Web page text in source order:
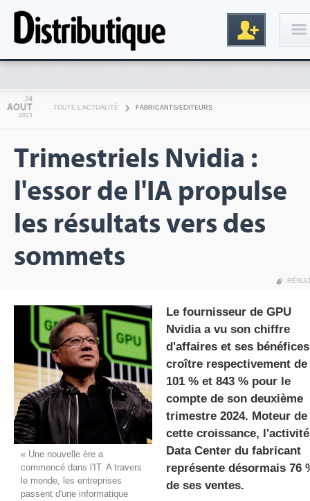
Inscription
gratuite
24
AOUT
2023
TOUTE L'ACTUALITÉ FABRICANTS/EDITEURS
Trimestriels Nvidia :
l'essor de l'IA propulse
les résultats vers des
sommets
« Une nouvelle ère a
commencé dans l'IT. A travers
le monde, les entreprises
passent d'une informatique
Le fournisseur de GPU
Nvidia a vu son chiffre
d'affaires et ses bénéfices
croître respectivement de
101 % et 843 % pour le
compte de son deuxième
trimestre 2024. Moteur de
cette croissance, l'activité
Data Center du fabricant
représente désormais 76
de ses ventes.